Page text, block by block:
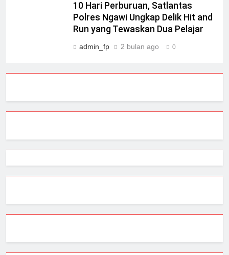
10 Hari Perburuan, Satlantas
Polres Ngawi Ungkap Delik Hit and
Run yang Tewaskan Dua Pelajar
admin_fp 2 bulan ago 0